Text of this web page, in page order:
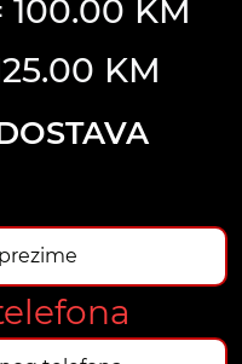
100.00 KM
KM